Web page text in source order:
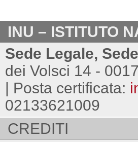
INU – ISTITUTO
Sede Legale,
dei Volsci 14 -
| Posta certificata:
02133621009
CREDITI